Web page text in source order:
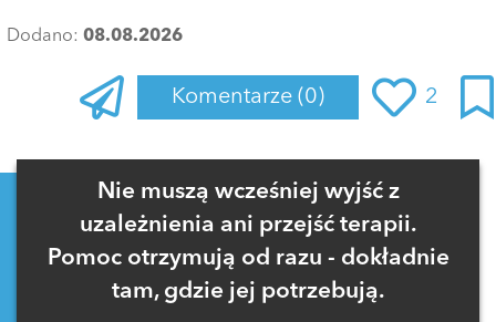
Dodano: 08.08.2026
Komentarze (0) 2
Zaloguj się, aby dodać komentarz
Nie muszą wcześniej wyjść z
uzależnienia ani przejść terapii.
Pomoc otrzymują od razu - dokładnie
tam, gdzie jej potrzebują.